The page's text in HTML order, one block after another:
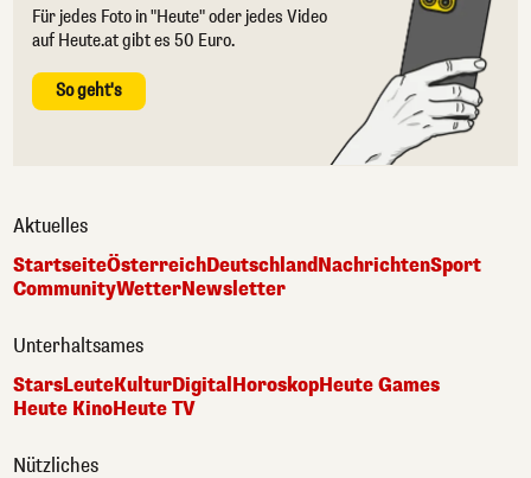
Für jedes Foto in "Heute" oder jedes Video
auf Heute.at gibt es 50 Euro.
So geht's
Aktuelles
StartseiteÖsterreichDeutschlandNachrichtenSport
CommunityWetterNewsletter
Unterhaltsames
StarsLeuteKulturDigital HoroskopHeute Games
Heute KinoHeute TV
Nützliches